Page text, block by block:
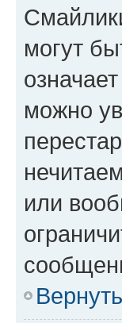
могут
можно
или